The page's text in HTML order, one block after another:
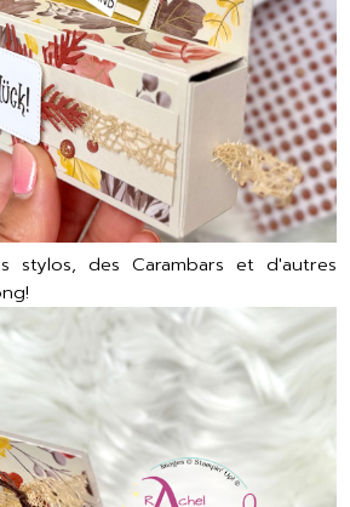
stylos, des Carambars et d'autres